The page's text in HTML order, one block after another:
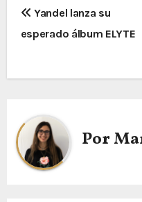
Yandel lanza su
esperado álbum ELYTE
Por